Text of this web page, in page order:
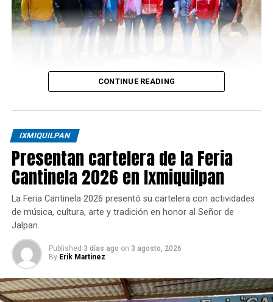
CONTINUE READING
IXMIQUILPAN
Presentan cartelera de la Feria
Cantinela 2026 en Ixmiquilpan
La Feria Cantinela 2026 presentó su cartelera con actividades
de música, cultura, arte y tradición en honor al Señor de
Jalpan.
Published 3 días ago on 3 agosto, 2026
By Erik Martinez